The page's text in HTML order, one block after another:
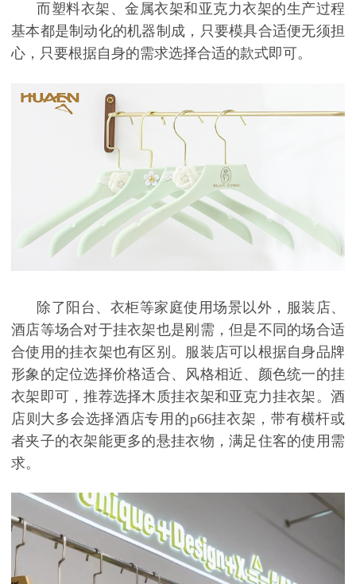
而塑料衣架、金属衣架和亚克力衣架的生产过程
基本都是制动化的机器制成，只要模具合适便无须担
心，只要根据自身的需求选择合适的款式即可。
除了阳台、衣柜等家庭使用场景以外，服装店、
酒店等场合对于挂衣架也是刚需，但是不同的场合适
合使用的挂衣架也有区别。服装店可以根据自身品牌
形象的定位选择价格适合、风格相近、颜色统一的挂
衣架即可，推荐选择木质挂衣架和亚克力挂衣架。酒
店则大多会选择酒店专用的p66挂衣架，带有横杆或
者夹子的衣架能更多的悬挂衣物，满足住客的使用需
求。